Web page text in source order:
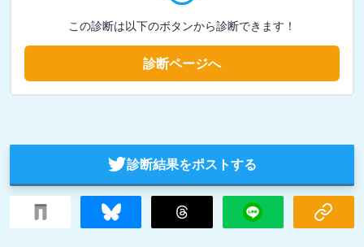
この診断は以下のボタンから診断できます！
診断ページへ
診断結果をポストする